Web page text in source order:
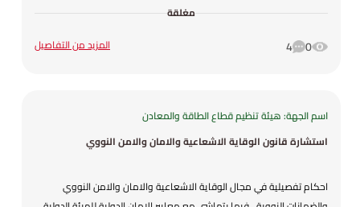
مغلقة
0
4 المزيد من التفاصيل
اسم الجهة: هيئة تنظيم قطاع الطاقة والمعادن
استشارة قانون الوقاية الاشعاعية والامان والامن النووي
احكام تفصيلية في مجال الوقاية الاشعاعية والامان والامن النووي